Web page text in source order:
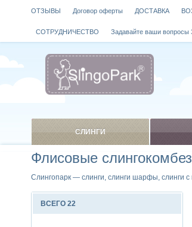
Флисовые
Слингопарк — слинги, слинги шарфы, слинги
ВСЕГО 22
ОТЗЫВЫ Договор оферты ДОСТАВКА
СОТРУДНИЧЕСТВО Задавайте ваши
СЛИНГИ